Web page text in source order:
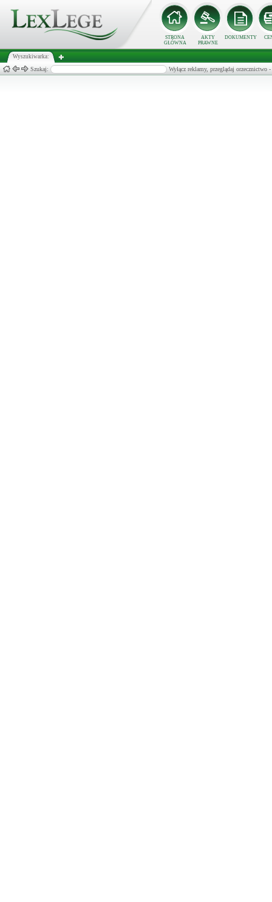
STRONA
GŁÓWNA
AKTY
PRAWNE
DOKUMENTY
Wyszukiwarka:
Szukaj: Wyłącz reklamy, przeglądaj